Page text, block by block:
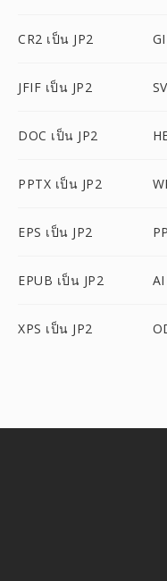
CR2 เป็น JP2
JFIF เป็น JP2
DOC เป็น JP2
PPTX เป็น JP2
EPS เป็น JP2
EPUB เป็น JP2
XPS เป็น JP2